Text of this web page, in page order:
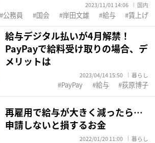
2023/11/01 14:06 国内
公務員 国会 岸田文雄 給与 賃上げ
給与デジタル払いが4月解禁！
PayPayで給料受け取りの場合、デ
メリットは
2023/04/14 15:50 暮らし
PayPay 給与 荻原博子
再雇用で給与が大きく減ったら…
申請しないと損するお金
2022/01/20 11:00 暮らし